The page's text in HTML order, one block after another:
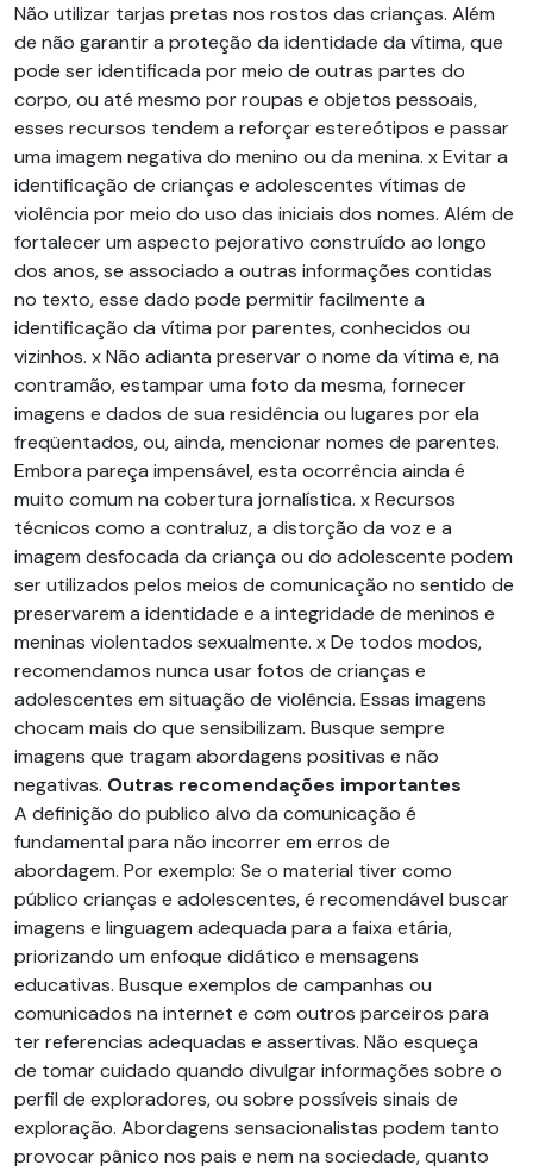
Não utilizar tarjas pretas nos rostos das crianças. Além
de não garantir a proteção da identidade da vítima, que
pode ser identificada por meio de outras partes do
corpo, ou até mesmo por roupas e objetos pessoais,
esses recursos tendem a reforçar estereótipos e passar
uma imagem negativa do menino ou da menina. x Evitar a
identificação de crianças e adolescentes vítimas de
violência por meio do uso das iniciais dos nomes. Além de
fortalecer um aspecto pejorativo construído ao longo
dos anos, se associado a outras informações contidas
no texto, esse dado pode permitir facilmente a
identificação da vítima por parentes, conhecidos ou
vizinhos. x Não adianta preservar o nome da vítima e, na
contramão, estampar uma foto da mesma, fornecer
imagens e dados de sua residência ou lugares por ela
freqüentados, ou, ainda, mencionar nomes de parentes.
Embora pareça impensável, esta ocorrência ainda é
muito comum na cobertura jornalística. x Recursos
técnicos como a contraluz, a distorção da voz e a
imagem desfocada da criança ou do adolescente podem
ser utilizados pelos meios de comunicação no sentido de
preservarem a identidade e a integridade de meninos e
meninas violentados sexualmente. x De todos modos,
recomendamos nunca usar fotos de crianças e
adolescentes em situação de violência. Essas imagens
chocam mais do que sensibilizam. Busque sempre
imagens que tragam abordagens positivas e não
negativas. Outras recomendações importantes
A definição do publico alvo da comunicação é
fundamental para não incorrer em erros de
abordagem. Por exemplo: Se o material tiver como
público crianças e adolescentes, é recomendável buscar
imagens e linguagem adequada para a faixa etária,
priorizando um enfoque didático e mensagens
educativas. Busque exemplos de campanhas ou
comunicados na internet e com outros parceiros para
ter referencias adequadas e assertivas. Não esqueça
de tomar cuidado quando divulgar informações sobre o
perfil de exploradores, ou sobre possíveis sinais de
exploração. Abordagens sensacionalistas podem tanto
provocar pânico nos pais e nem na sociedade, quanto